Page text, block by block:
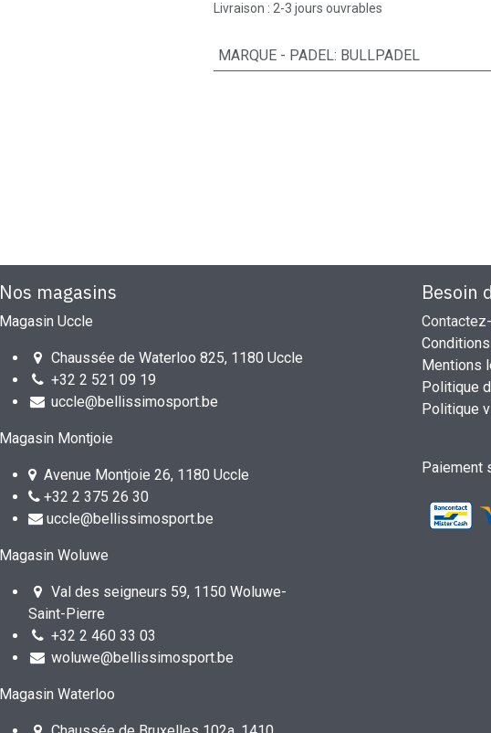
Livraison : 2-3 jours ouvrables
MARQUE - PADEL: BULLPADEL
Besoin
Mentions
Politique
Politique
Paiement
Nos magasins
Magasin Uccle
Chaussée de Waterloo 825, 1180 Uccle
+32 2 521 09 19
uccle@bellissimosport.be
Magasin Montjoie
Avenue Montjoie 26, 1180 Uccle
+32 2 375 26 30
uccle@bellissimosport.be
Magasin Woluwe
Val des seigneurs 59, 1150 Woluwe-
Saint-Pierre
+32 2 460 33 03
woluwe@bellissimosport.be
Magasin Waterloo